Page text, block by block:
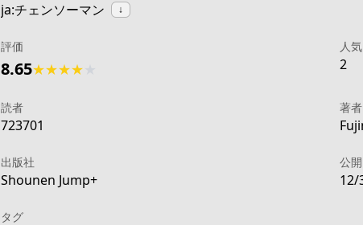
ja:チェンソーマン ↓
評価
8.65★★★★
人気
2
読者
723701
著者
出版社
Shounen Jump+
公
12/
タグ